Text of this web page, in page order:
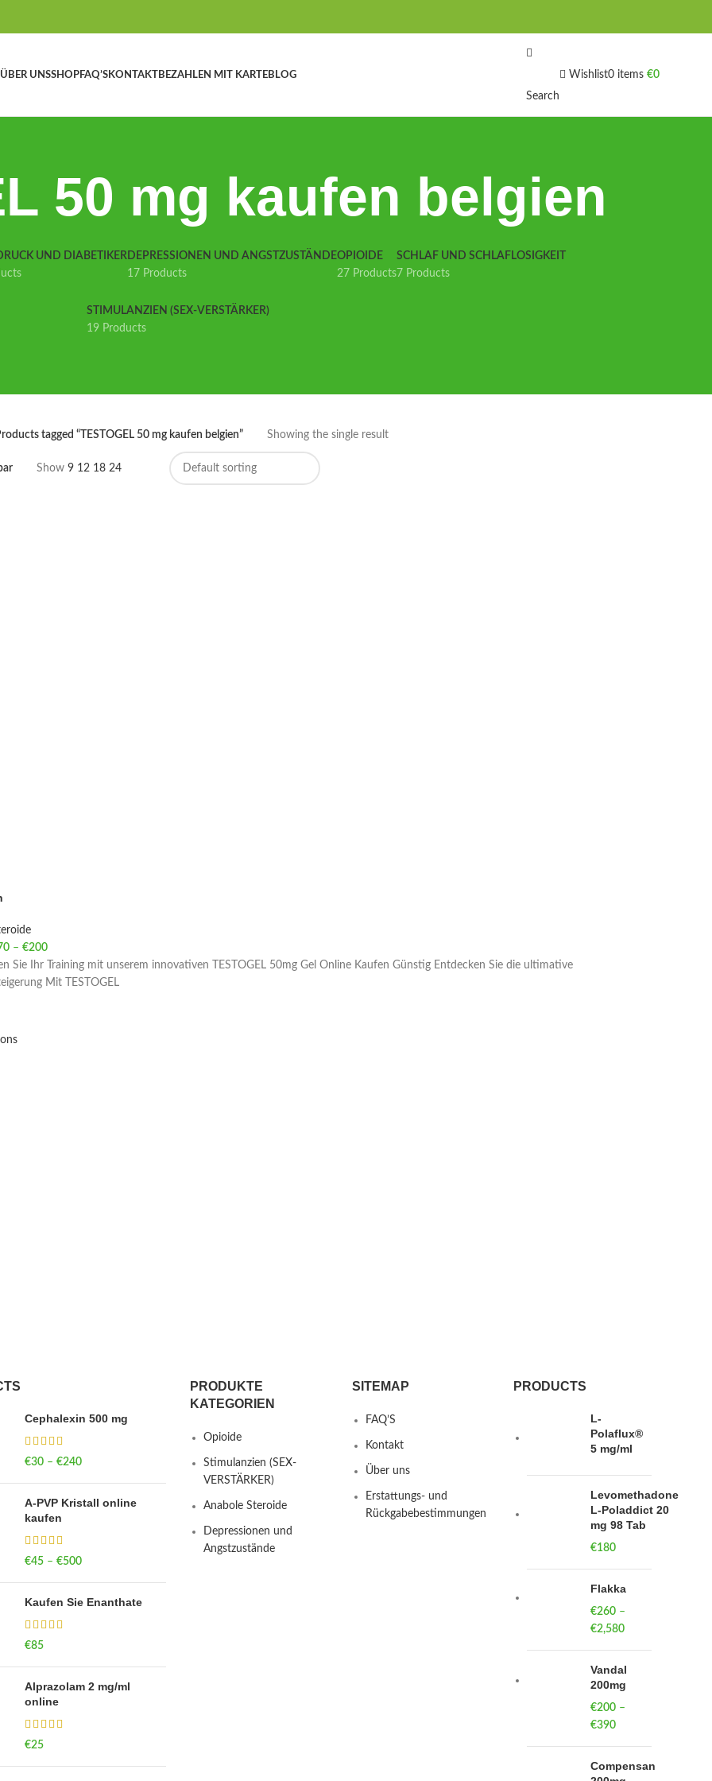
ÜBER UNSSHOPFAQ’SKONTAKTBEZAHLEN MIT KARTEBLOG
Search
Wishlist0 items €0
50 mg kaufen belgien
UND DIABETIKER DEPRESSIONEN UND ANGSTZUSTÄNDE
17 Products
OPIOIDE
27 Products
SCHLAF UND SCHLAFLOSIGKEIT
7 Products
STIMULANZIEN (SEX-VERSTÄRKER)
19 Products
tagged “TESTOGEL 50 mg kaufen belgien” Showing the single result
Show 9 12 18 24
– €200Price range: €70 through €200
Sie Ihr Training mit unserem innovativen TESTOGEL 50mg Gel Online Kaufen Günstig Entdecken Sie die ultimative
Mit TESTOGEL
Cephalexin 500 mg
€30 – €240Price range: €30
A-PVP Kristall online
kaufen
€45 – €500Price range: €45
Kaufen Sie Enanthate
€85
Alprazolam 2 mg/ml
online
€25
PRODUKTE
KATEGORIEN
Opioide
Stimulanzien (SEX-
VERSTÄRKER)
Anabole Steroide
Depressionen und
Angstzustände
SITEMAP
FAQ’S
Kontakt
Über uns
Erstattungs- und
Rückgabebestimmungen
PRODUCTS
L-
Polaflux®
5 mg/ml
Levomethadone
L-Poladdict 20
mg 98 Tab
€180
Flakka
€260 –
€2,580
€260
through
Vandal
200mg
€200 –
€390
through
Compensan